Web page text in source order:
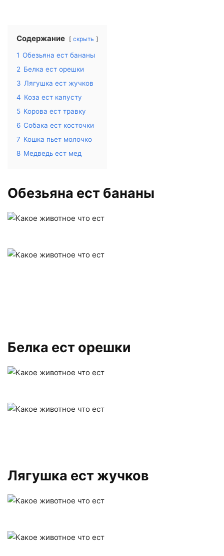
Содержание скрыть
1 Обезьяна ест бананы
2 Белка ест орешки
3 Лягушка ест жучков
4 Коза ест капусту
5 Корова ест травку
6 Собака ест косточки
7 Кошка пьет молочко
8 Медведь ест мед
Обезьяна ест бананы
Белка ест орешки
Лягушка ест жучков